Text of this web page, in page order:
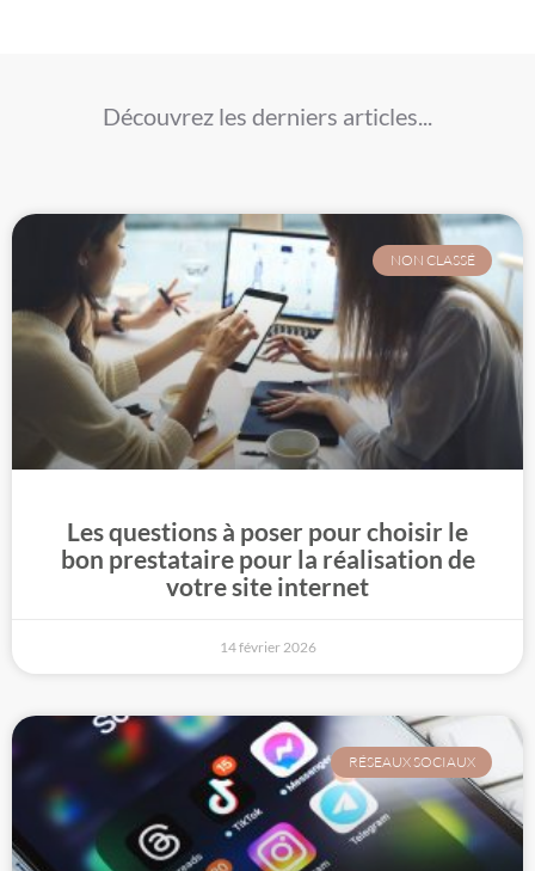
Découvrez les derniers articles...
NON CLASSÉ
Les questions à poser pour choisir le
bon prestataire pour la réalisation de
votre site internet
14 février 2026
RÉSEAUX SOCIAUX